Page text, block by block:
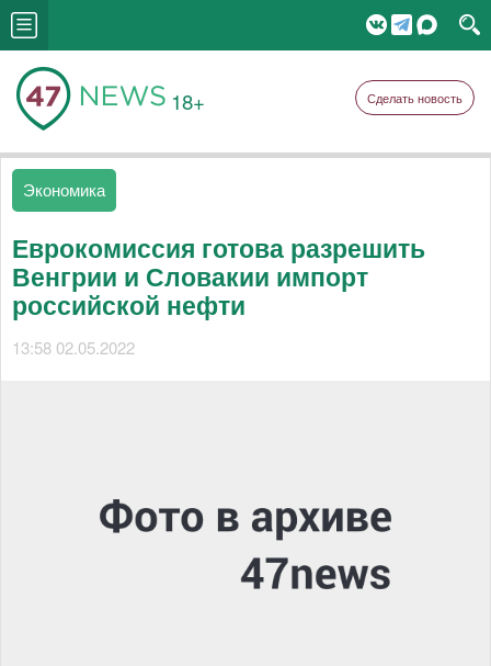
18+ Сделать новость
Экономика
Еврокомиссия готова разрешить
Венгрии и Словакии импорт
российской нефти
13:58 02.05.2022